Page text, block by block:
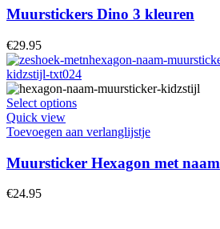
Muurstickers Dino 3 kleuren
€29.95
Select options
Quick view
Toevoegen aan verlanglijstje
Muursticker Hexagon met naam
€24.95